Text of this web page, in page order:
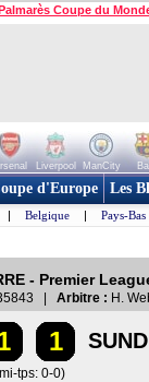
Coupe du
Liverpool ManCity
d'Europe Les
| Belgique | Pays-Bas
- Premier
| Arbitre : H.
1
tps: 0-0)